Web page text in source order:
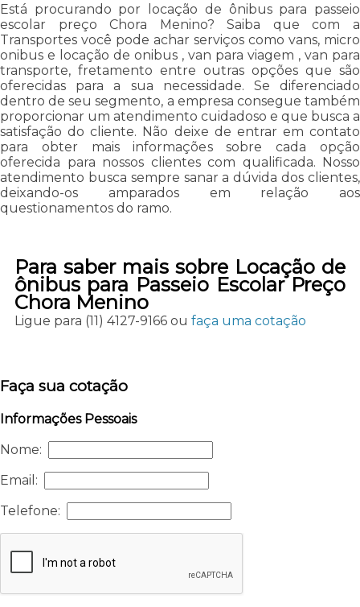
Está procurando por locação de ônibus para passeio
escolar preço Chora Menino? Saiba que com a
Transportes você pode achar serviços como vans, micro
onibus e locação de onibus , van para viagem , van para
transporte, fretamento entre outras opções que são
oferecidas para a sua necessidade. Se diferenciado
dentro de seu segmento, a empresa consegue também
proporcionar um atendimento cuidadoso e que busca a
satisfação do cliente. Não deixe de entrar em contato
para obter mais informações sobre cada opção
oferecida para nossos clientes com qualificada. Nosso
atendimento busca sempre sanar a dúvida dos clientes,
deixando-os amparados em relação aos
questionamentos do ramo.
Para saber mais sobre Locação de
ônibus para Passeio Escolar Preço
Chora Menino
Ligue para (11) 4127-9166ou faça uma cotação
Faça sua cotação
Informações Pessoais
Nome:
Email:
Telefone: